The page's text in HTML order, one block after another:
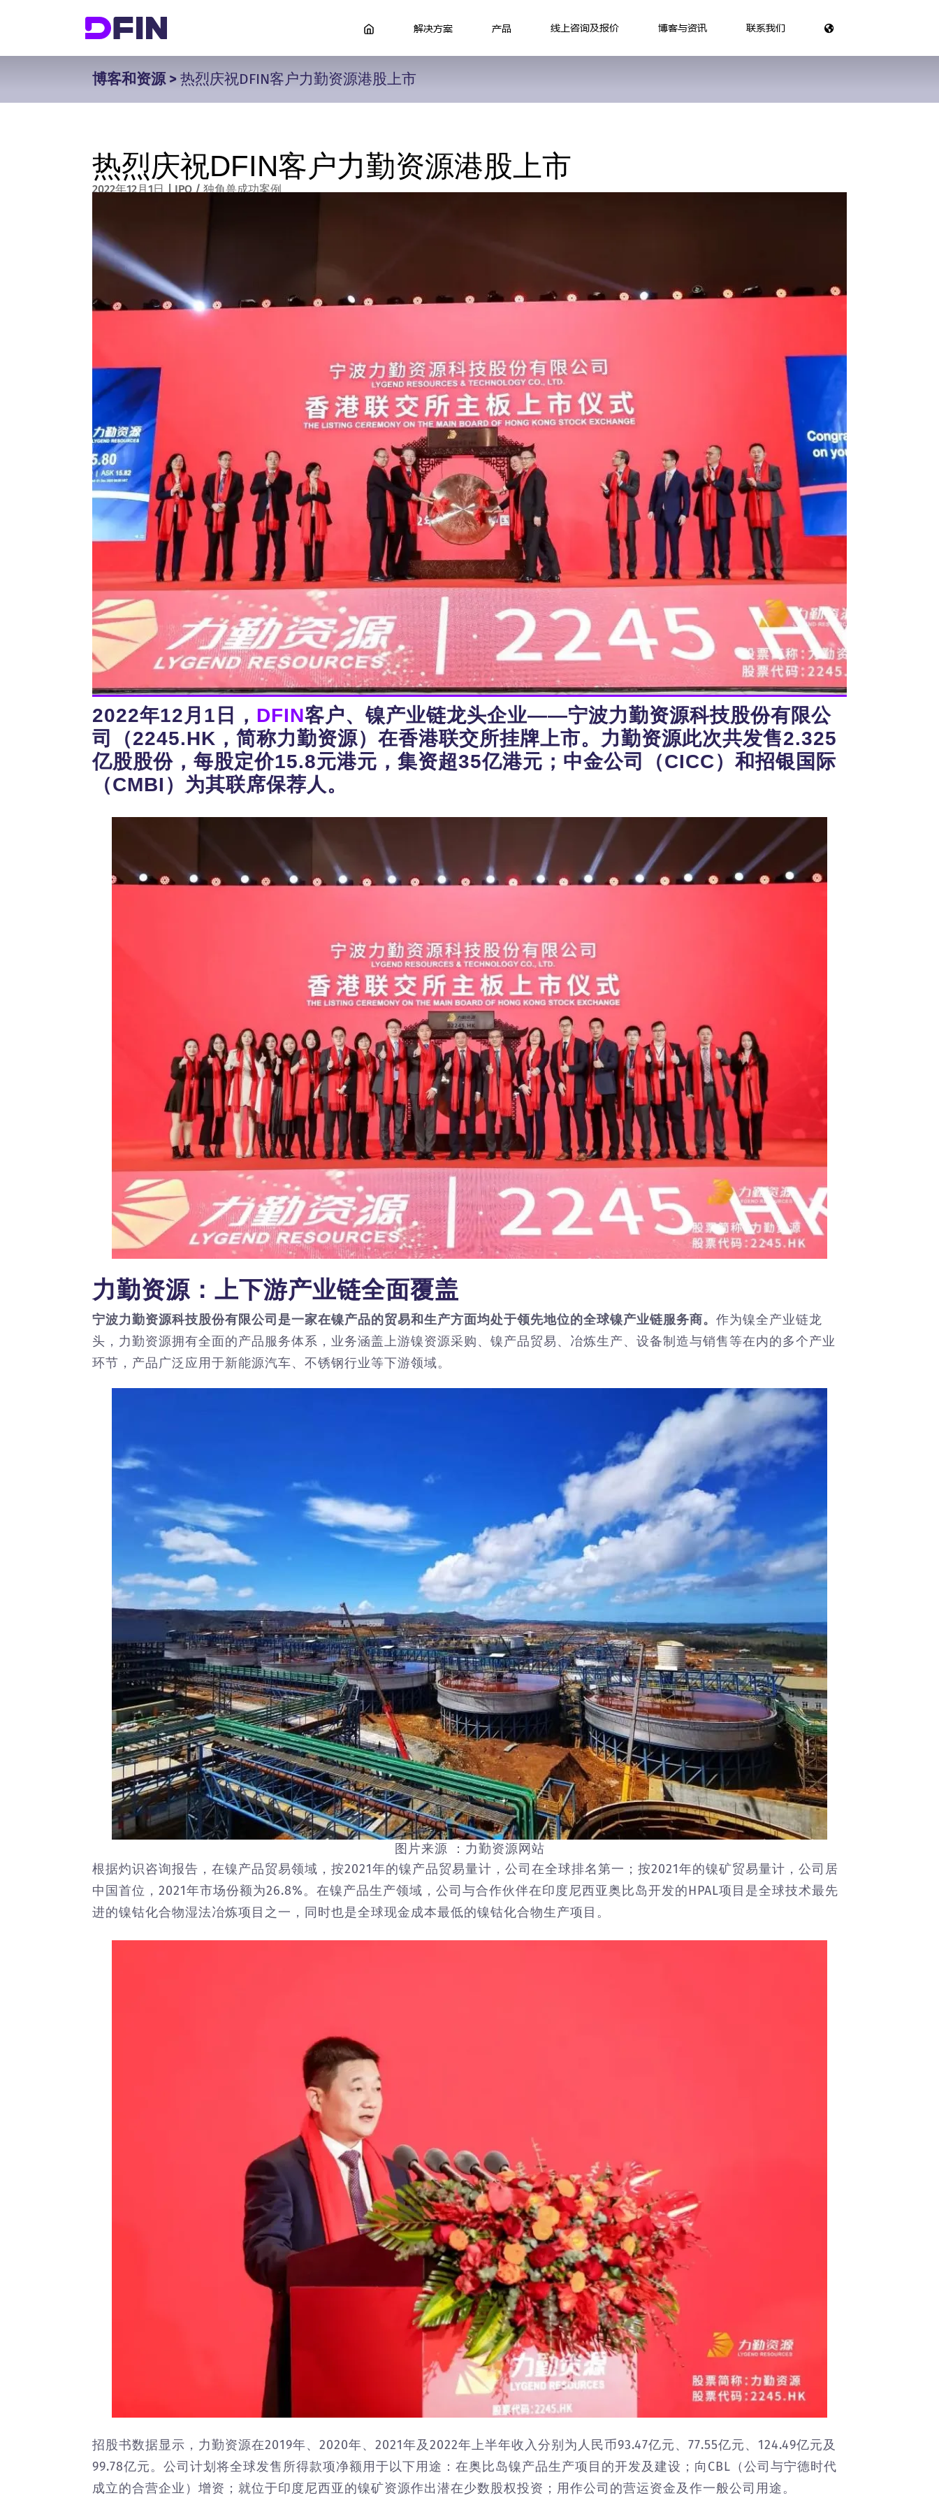
解决方案 产品 线上咨询及报价 博客与资讯 联系我们
博客和资源>热烈庆祝DFIN客户力勤资源港股上市
热烈庆祝DFIN客户力勤资源港股上市
2022年12月1日 | IPO / 独角兽成功案例
2022年12月1日， DFIN客户、镍产业链龙头企业——宁波力勤资源科技股份有限公
司（2245.HK，简称力勤资源）在香港联交所挂牌上市。力勤资源此次共发售2.325
亿股股份，每股定价15.8元港元，集资超35亿港元；中金公司（CICC）和招银国际
（CMBI）为其联席保荐人。
力勤资源：上下游产业链全面覆盖
宁波力勤资源科技股份有限公司是一家在镍产品的贸易和生产方面均处于领先地位的全球镍产业链服务商。 作为镍全产业链龙
头，力勤资源拥有全面的产品服务体系，业务涵盖上游镍资源采购、镍产品贸易、冶炼生产、设备制造与销售等在内的多个产业
环节，产品广泛应用于新能源汽车、不锈钢行业等下游领域。
图片来源 ：力勤资源网站
根据灼识咨询报告，在镍产品贸易领域，按2021年的镍产品贸易量计，公司在全球排名第一；按2021年的镍矿贸易量计，公司居
中国首位，2021年市场份额为26.8%。在镍产品生产领域，公司与合作伙伴在印度尼西亚奥比岛开发的HPAL项目是全球技术最先
进的镍钴化合物湿法冶炼项目之一，同时也是全球现金成本最低的镍钴化合物生产项目。
招股书数据显示，力勤资源在2019年、2020年、2021年及2022年上半年收入分别为人民币93.47亿元、77.55亿元、124.49亿元及
99.78亿元。公司计划将全球发售所得款项净额用于以下用途：在奥比岛镍产品生产项目的开发及建设；向CBL（公司与宁德时代
成立的合营企业）增资；就位于印度尼西亚的镍矿资源作出潜在少数股权投资；用作公司的营运资金及作一般公司用途。